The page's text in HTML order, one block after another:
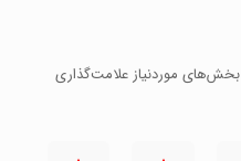
بخش‌های موردنیاز علامت‌گذاری